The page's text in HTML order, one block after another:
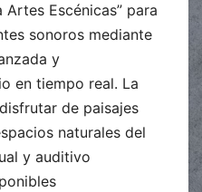
Escénicas” para
sonoros mediante
y
en tiempo real. La
de paisajes
naturales del
y auditivo